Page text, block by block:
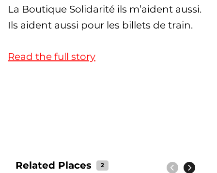
La Boutique Solidarité ils m’aident aussi.
Ils aident aussi pour les billets de train.
Read the full story
Related Places 2